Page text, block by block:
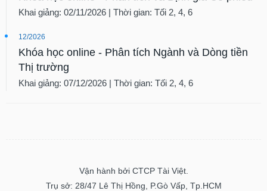
Khai giảng: 02/11/2026 | Thời gian: Tối 2, 4, 6
12/2026
Khóa học online - Phân tích Ngành và Dòng tiền
Thị trường
Khai giảng: 07/12/2026 | Thời gian: Tối 2, 4, 6
Vận hành bởi CTCP Tài Việt.
Trụ sở: 28/47 Lê Thị Hồng, P.Gò Vấp, Tp.HCM